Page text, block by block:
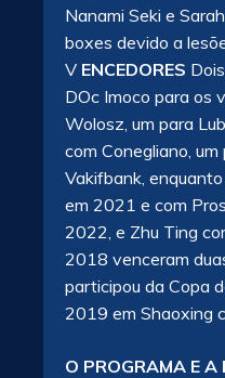
Nanami Seki e
boxes devido a
V ENCEDORES
DOc Imoco para os
Wolosz, um para
com Conegliano,
Vakifbank,
em 2021 e com
2022, e Zhu Ting
2018 venceram
participou da Copa
2019 em Shaoxing
O PROGRAMA E